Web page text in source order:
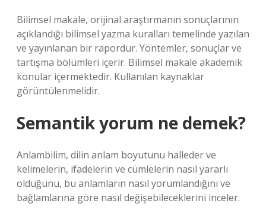
Bilimsel makale, orijinal araştırmanın sonuçlarının
açıklandığı bilimsel yazma kuralları temelinde yazılan
ve yayınlanan bir rapordur. Yöntemler, sonuçlar ve
tartışma bölümleri içerir. Bilimsel makale akademik
konular içermektedir. Kullanılan kaynaklar
görüntülenmelidir.
Semantik yorum ne demek?
Anlambilim, dilin anlam boyutunu halleder ve
kelimelerin, ifadelerin ve cümlelerin nasıl yararlı
olduğunu, bu anlamların nasıl yorumlandığını ve
bağlamlarına göre nasıl değişebileceklerini inceler.